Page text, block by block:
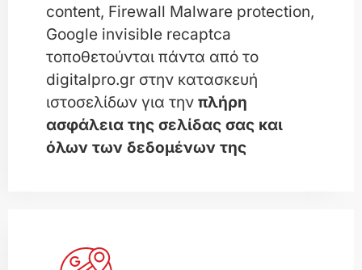
content, Firewall Malware protection,
Google invisible recaptca
τοποθετούνται πάντα από το
digitalpro.gr στην κατασκευή
ιστοσελίδων για τηνπλήρη
ασφάλεια της σελίδας σας και
όλων των δεδομένων της